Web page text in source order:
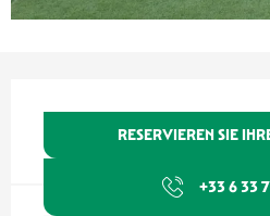
RESERVIEREN SIE
+33 6 33